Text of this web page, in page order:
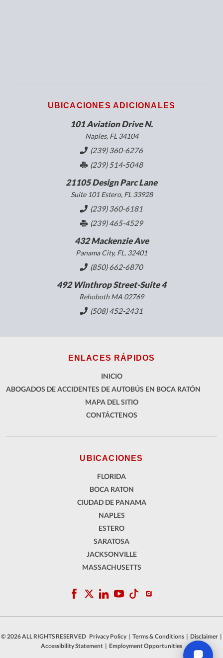
UBICACIONES ADICIONALES
101 Aviation Drive N.
Naples, FL 34104
(239) 360-6276
(239) 514-5048
21105 Design Parc Lane
Suite 101 Estero, FL 33928
(239) 360-6181
(239) 465-4529
432 Mackenzie Ave
Panama City, FL, 32401
(850) 662-6870
492 Winthrop Street-Suite 4
Rehoboth MA 02769
(508) 452-2431
ENLACES RÁPIDOS
INICIO
ABOGADOS DE ACCIDENTES DE AUTOBÚS EN BOCA RATÓN
MAPA DEL SITIO
CONTÁCTENOS
UBICACIONES
FLORIDA
BOCA RATON
CIUDAD DE PANAMA
NAPLES
ESTERO
SARATOSA
JACKSONVILLE
MASSACHUSETTS
© 2026 ALL RIGHTS RESERVED Privacy Policy | Terms & Conditions | Disclaimer |
Accessibility Statement | Employment Opportunities